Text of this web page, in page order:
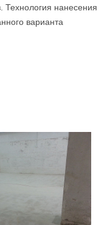
Технология нанесения
варианта